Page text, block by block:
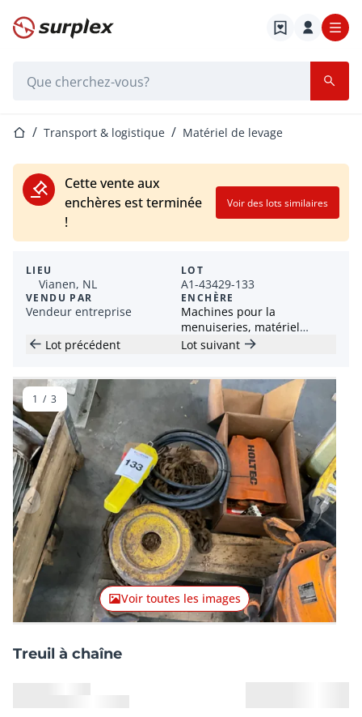
Page d'accueil
Page d'accueil
Transport & logistique Matériel de levage
Cette vente aux
enchères est terminée
!
Voir des lots similaires
LIEU
Vianen, NL
VENDU PAR
Vendeur entreprise
LOT
A1-43429-133
ENCHÈRE
Machines pour la
menuiseries, matériel
roulant et fournitures de
Lot précédent Lot suivant
Lot précédent Lot
Voir toutes les images
1 / 3
Treuil à chaîne